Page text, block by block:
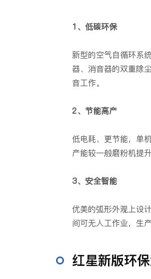
1、低碳环保
新型的空气自循环系
器、消音器的双重除
音工作。
2、节能高产
低电耗、更节能，单
产能较一般磨粉机提
3、安全智能
优美的弧形外观上设
间可无人工作业，生
红星新版环